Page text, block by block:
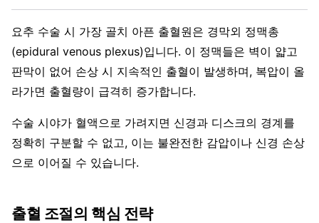
요추 수술 시 가장 골치 아픈 출혈원은 경막외 정맥총
(epidural venous plexus)입니다. 이 정맥들은 벽이 얇고
판막이 없어 손상 시 지속적인 출혈이 발생하며, 복압이 올
라가면 출혈량이 급격히 증가합니다.
수술 시야가 혈액으로 가려지면 신경과 디스크의 경계를
정확히 구분할 수 없고, 이는 불완전한 감압이나 신경 손상
으로 이어질 수 있습니다.
출혈 조절의 핵심 전략